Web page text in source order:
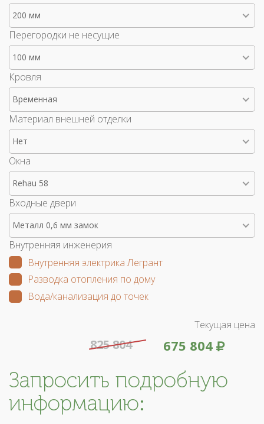
200 мм
Перегородки не несущие
100 мм
Кровля
Временная
Материал внешней отделки
Нет
Окна
Rehau 58
Входные двери
Металл 0,6 мм замок
Внутренняя инженерия
Внутренняя электрика Легрант
Разводка отопления по дому
Вода/канализация до точек
Текущая цена
675 804
825 804
Запросить подробную
информацию: